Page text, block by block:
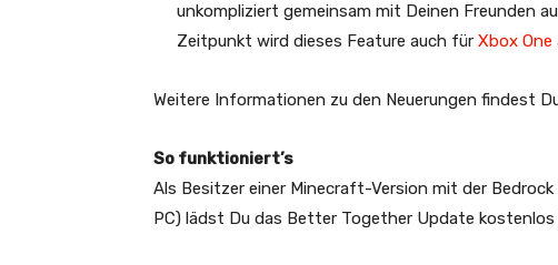
unkompliziert gemeinsam mit Deinen Freunden
Zeitpunkt wird dieses Feature auch für Xbox One
Weitere Informationen zu den Neuerungen findest
So funktioniert’s
Als Besitzer einer Minecraft-Version mit der Bedrock
PC) lädst Du das Better Together Update kostenlos